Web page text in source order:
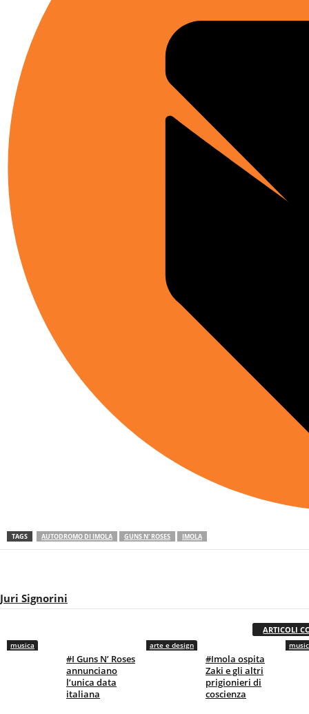
TAGS AUTODROMO DI IMOLA GUNS N' ROSES IMOLA
Juri Signorini
ARTICOLI
musica
#I Guns N’ Roses
annunciano
l’unica data
italiana
arte e design
#Imola ospita
Zaki e gli altri
prigionieri di
coscienza